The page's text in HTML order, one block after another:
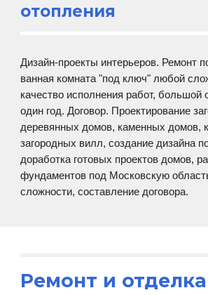
отопления
Дизайн-проекты интерьеров. Ремонт
ванная комната "под ключ" любой
качество исполнения работ, большой
один год. Договор. Проектирование
деревянных домов, каменных домов,
загородных вилл, создание дизайна
доработка готовых проектов домов,
фундаментов под Московскую
сложности, составление договора.
Ремонт и отделка